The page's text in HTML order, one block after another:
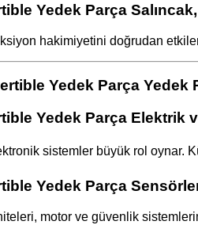
Yedek Parça
hakimiyetini doğrudan
Yedek Parça Elektrik
sistemler büyük rol oynar.
Yedek Parça
motor ve güvenlik